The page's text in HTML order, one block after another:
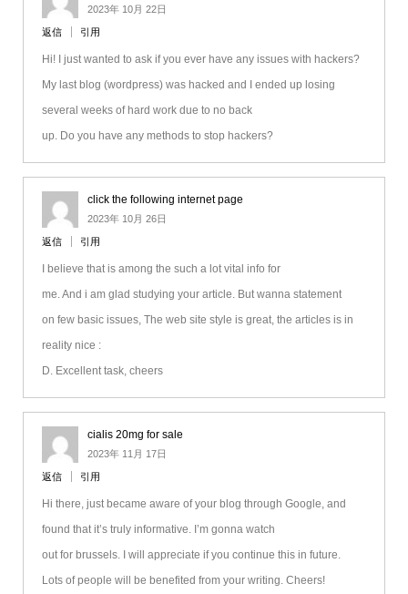
2023年 10月 22日
返信 引用
Hi! I just wanted to ask if you ever have any issues with hackers?
My last blog (wordpress) was hacked and I ended up losing
several weeks of hard work due to no back
up. Do you have any methods to stop hackers?
click the following internet page
2023年 10月 26日
返信 引用
I believe that is among the such a lot vital info for
me. And i am glad studying your article. But wanna statement
on few basic issues, The web site style is great, the articles is in
reality nice :
D. Excellent task, cheers
cialis 20mg for sale
2023年 11月 17日
返信 引用
Hi there, just became aware of your blog through Google, and
found that it’s truly informative. I’m gonna watch
out for brussels. I will appreciate if you continue this in future.
Lots of people will be benefited from your writing. Cheers!